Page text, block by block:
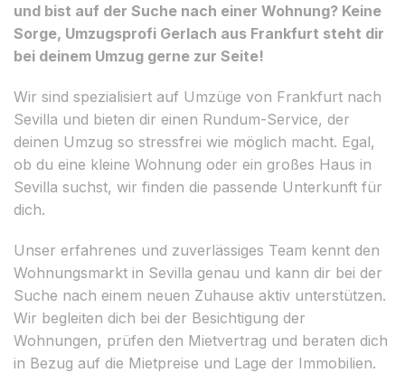
und bist auf der Suche nach einer Wohnung? Keine
Sorge, Umzugsprofi Gerlach aus Frankfurt steht dir
bei deinem Umzug gerne zur Seite!
Wir sind spezialisiert auf Umzüge von Frankfurt nach
Sevilla und bieten dir einen Rundum-Service, der
deinen Umzug so stressfrei wie möglich macht. Egal,
ob du eine kleine Wohnung oder ein großes Haus in
Sevilla suchst, wir finden die passende Unterkunft für
dich.
Unser erfahrenes und zuverlässiges Team kennt den
Wohnungsmarkt in Sevilla genau und kann dir bei der
Suche nach einem neuen Zuhause aktiv unterstützen.
Wir begleiten dich bei der Besichtigung der
Wohnungen, prüfen den Mietvertrag und beraten dich
in Bezug auf die Mietpreise und Lage der Immobilien.